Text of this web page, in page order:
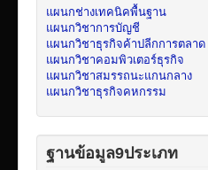
แผนกช่างเทคนิคพื้นฐาน
แผนกวิชาการบัญชี
แผนกวิชาธุรกิจค้าปลีกการตลาด
แผนกวิชาคอมพิวเตอร์ธุรกิจ
แผนกวิชาสมรรถนะแกนกลาง
แผนกวิชาธุรกิจคหกรรม
ฐานข้อมูล9ประเภท